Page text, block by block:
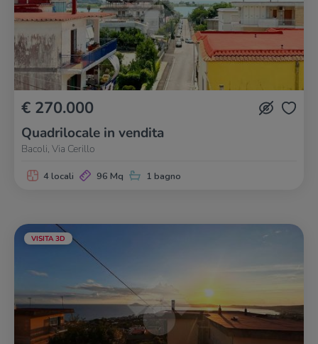
€ 270.000
Quadrilocale in vendita
Bacoli, Via Cerillo
4 locali 96 Mq 1 bagno
VISITA 3D